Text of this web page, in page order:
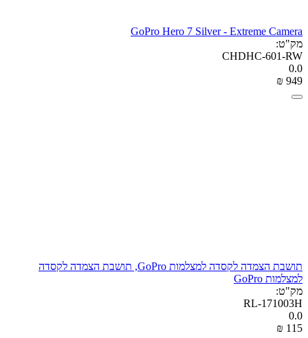
GoPro Hero 7 Silver - Extreme Camera
מק"ט:
CHDHC-601-RW
0.0
₪ ‍949‍
תושבת הצמדה לקסדה למצלמות GoPro, תושבת הצמדה לקסדה
למצלמות GoPro
מק"ט:
RL-171003H
0.0
₪ ‍115‍